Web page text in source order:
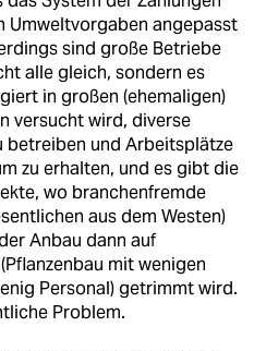
Umweltvorgaben angepasst
sind große Betriebe
alle gleich, sondern es
in großen (ehemaligen)
versucht wird, diverse
betreiben und Arbeitsplätze
zu erhalten, und es gibt die
wo branchenfremde
aus dem Westen)
Anbau dann auf
mit wenigen
Personal) getrimmt wird.
Problem.